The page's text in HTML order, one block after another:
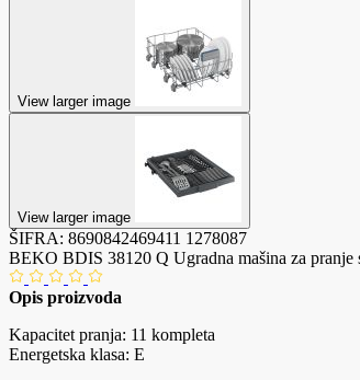
View larger image
View larger image
ŠIFRA: 8690842469411 1278087
BEKO BDIS 38120 Q Ugradna mašina za pranje
Opis proizvoda
Kapacitet pranja: 11 kompleta
Energetska klasa: E